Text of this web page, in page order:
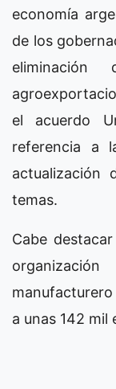
economía
de los
el acuerdo
referencia a
actualización
temas.
Cabe
a unas 142 mil